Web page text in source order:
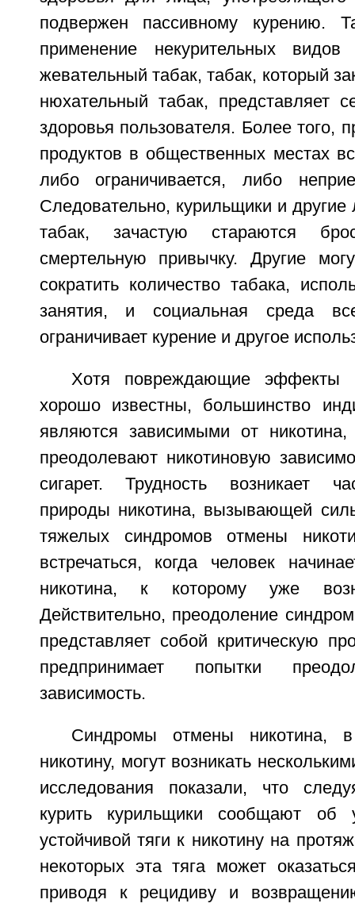
подвержен пассивному курению.
применение некурительных
жевательный табак, табак, который
нюхательный табак, представляет
здоровья пользователя. Более того,
продуктов в общественных местах
либо ограничивается, либо
Следовательно, курильщики и
табак, зачастую стараются
смертельную привычку. Другие
сократить количество табака,
занятия, и социальная среда
ограничивает курение и другое
Хотя повреждающие эффекты
хорошо известны, большинство
являются зависимыми от
преодолевают никотиновую
сигарет. Трудность возникает
природы никотина, вызывающей
тяжелых синдромов отмены
встречаться, когда человек
никотина, к которому уже
Действительно, преодоление
представляет собой критическую
предпринимает попытки
зависимость.
Синдромы отмены никотина,
никотину, могут возникать
исследования показали, что
курить курильщики сообщают об
устойчивой тяги к никотину на
некоторых эта тяга может
приводя к рецидиву и